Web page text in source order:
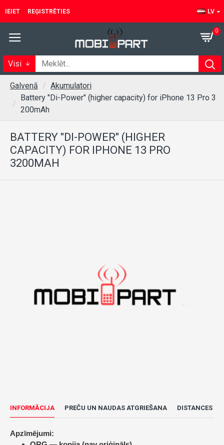
IEIET REĢISTRĒTIES LV
0
Visi
Galvenā
Akumulatori
Battery "Di-Power" (higher capacity) for iPhone 13 Pro 3
200mAh
BATTERY "DI-POWER" (HIGHER
CAPACITY) FOR IPHONE 13 PRO
3200MAH
INFORMĀCIJA PREČU UN NAUDAS ATGRIEŠANA DISTANCES
Apzīmējumi: